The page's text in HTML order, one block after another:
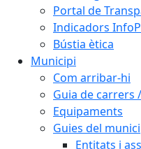
Portal de
Indicadors
Bústia ètica
Municipi
Com arribar-hi
Guia de carrers
Equipaments
Guies del
Entitats i